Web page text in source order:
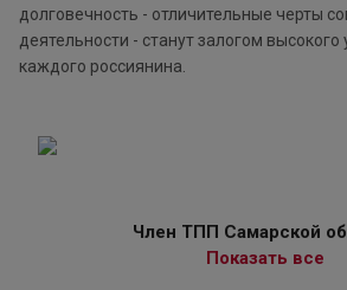
долговечность - отличительные черты
деятельности - станут залогом
каждого россиянина.
Член ТПП Самарской
Показать все